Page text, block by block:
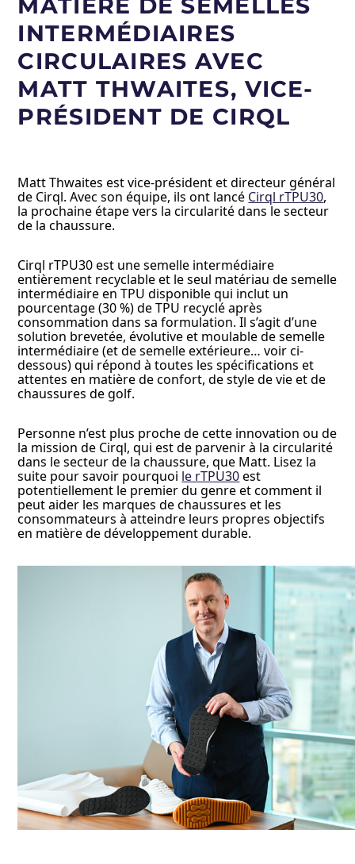
MATIÈRE DE SEMELLES
INTERMÉDIAIRES
CIRCULAIRES AVEC
MATT THWAITES, VICE-
PRÉSIDENT DE CIRQL
Matt Thwaites est vice-président et directeur général
de Cirql. Avec son équipe, ils ont lancé Cirql rTPU30,
la prochaine étape vers la circularité dans le secteur
de la chaussure.
Cirql rTPU30 est une semelle intermédiaire
entièrement recyclable et le seul matériau de semelle
intermédiaire en TPU disponible qui inclut un
pourcentage (30 %) de TPU recyclé après
consommation dans sa formulation. Il s’agit d’une
solution brevetée, évolutive et moulable de semelle
intermédiaire (et de semelle extérieure… voir ci-
dessous) qui répond à toutes les spécifications et
attentes en matière de confort, de style de vie et de
chaussures de golf.
Personne n’est plus proche de cette innovation ou de
la mission de Cirql, qui est de parvenir à la circularité
dans le secteur de la chaussure, que Matt. Lisez la
suite pour savoir pourquoi le rTPU30est
potentiellement le premier du genre et comment il
peut aider les marques de chaussures et les
consommateurs à atteindre leurs propres objectifs
en matière de développement durable.